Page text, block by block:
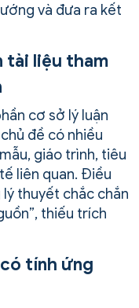
và đưa ra kết
tài liệu tham
cơ sở lý luận
đề có nhiều
giáo trình, tiêu
liên quan. Điều
thuyết chắc chắn
thiếu trích
tính ứng